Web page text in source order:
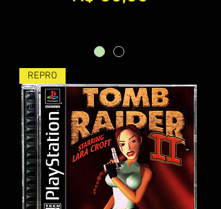
REPRO